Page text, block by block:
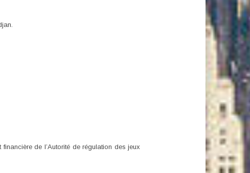
de l’Autorité de régulation des jeux